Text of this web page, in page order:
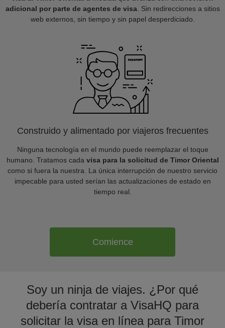
adicional por parte de agentes de visa. Sin redirecciones a sitios
web externos, sin tiempo y sin papel desperdiciado.
Construido y alimentado por viajeros frecuentes
Ninguna tecnología en el mundo puede reemplazar el toque
humano. Tratamos cada visa para la solicitud de Timor Oriental
como si fuera la nuestra. La única interrupción de nuestro servicio
impecable para usted serían las actualizaciones de estado en
tiempo real.
Comience
Soy un ninja de viajes. ¿Por qué
debería contratar a VisaHQ para
solicitar la visa en línea para Timor